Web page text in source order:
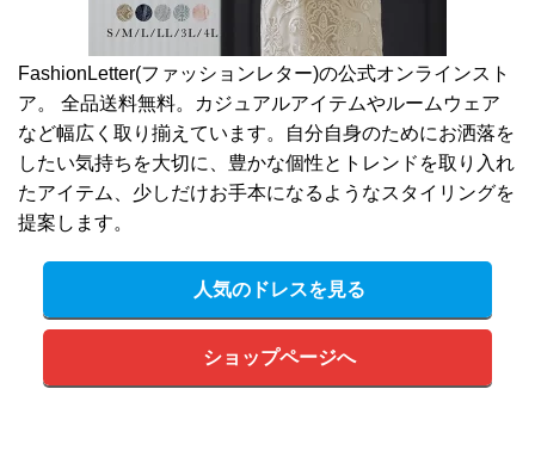
FashionLetter(ファッションレター)の公式オンラインスト
ア。 全品送料無料。カジュアルアイテムやルームウェア
など幅広く取り揃えています。自分自身のためにお洒落を
したい気持ちを大切に、豊かな個性とトレンドを取り入れ
たアイテム、少しだけお手本になるようなスタイリングを
提案します。
人気のドレスを見る
ショップページへ